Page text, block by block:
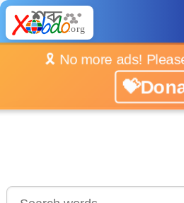
🎗️ No more ads!